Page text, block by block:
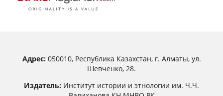
Адрес:050010, Республика Казахстан, г. Алматы, ул.
Шевченко, 28.
Издатель: Институт истории и этнологии им. Ч.Ч.